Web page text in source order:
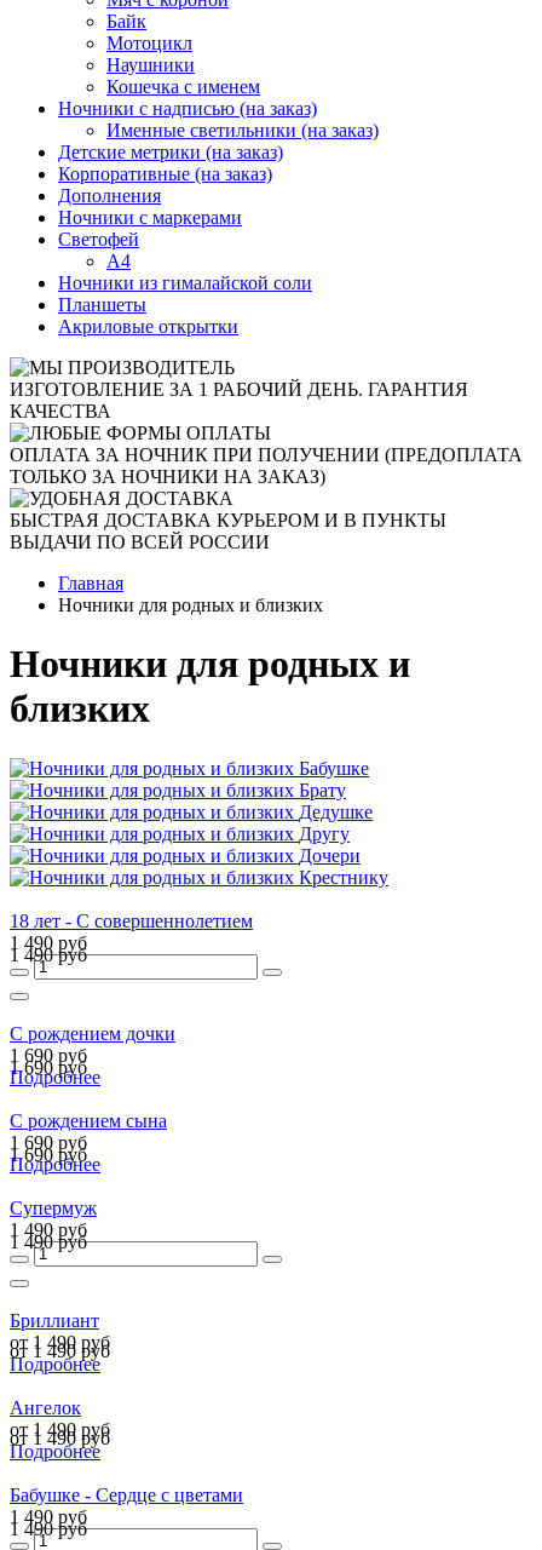
Байк
Мотоцикл
Наушники
Кошечка с именем
Ночники с надписью (на заказ)
Именные светильники (на заказ)
Детские метрики (на заказ)
Корпоративные (на заказ)
Дополнения
Ночники с маркерами
Светофей
А4
Ночники из гималайской соли
Планшеты
Акриловые открытки
ИЗГОТОВЛЕНИЕ ЗА 1 РАБОЧИЙ ДЕНЬ. ГАРАНТИЯ
КАЧЕСТВА
ОПЛАТА ЗА НОЧНИК ПРИ ПОЛУЧЕНИИ (ПРЕДОПЛАТА
ТОЛЬКО ЗА НОЧНИКИ НА ЗАКАЗ)
БЫСТРАЯ ДОСТАВКА КУРЬЕРОМ И В ПУНКТЫ
ВЫДАЧИ ПО ВСЕЙ РОССИИ
Главная
Ночники для родных и близких
Ночники для родных и
близких
Бабушке
Брату
Дедушке
Другу
Дочери
Крестнику
18 лет - С совершеннолетием
1 490 руб
1 490 руб
С рождением дочки
1 690 руб
1 690 руб
Подробнее
С рождением сына
1 690 руб
1 690 руб
Подробнее
Супермуж
1 490 руб
1 490 руб
Бриллиант
от 1 490 руб
от 1 490 руб
Подробнее
Ангелок
от 1 490 руб
от 1 490 руб
Подробнее
Бабушке - Сердце с цветами
1 490 руб
1 490 руб